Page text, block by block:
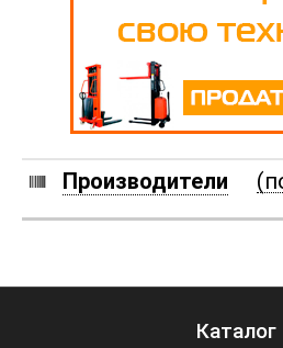
Производители
Каталог